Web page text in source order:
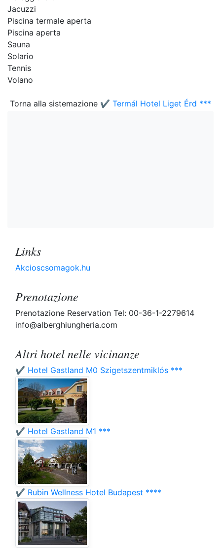
Jacuzzi
Piscina termale aperta
Piscina aperta
Sauna
Solario
Tennis
Volano
Torna alla sistemazione ✔️ Termál Hotel Liget Érd ***
Links
Akcioscsomagok.hu
Prenotazione
Prenotazione Reservation Tel: 00-36-1-2279614
info@alberghiungheria.com
Altri hotel nelle vicinanze
✔️ Hotel Gastland M0 Szigetszentmiklós ***
✔️ Hotel Gastland M1 ***
✔️ Rubin Wellness Hotel Budapest ****